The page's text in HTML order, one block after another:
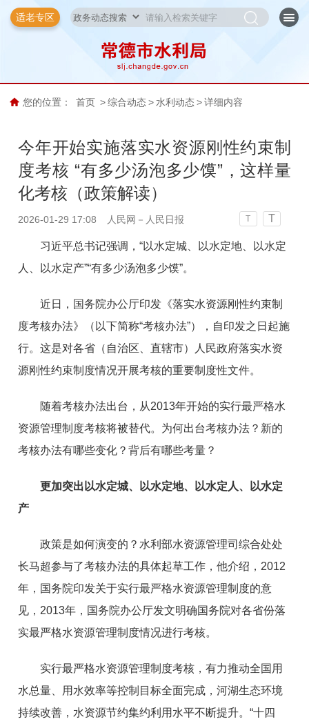
适老专区
您的位置： 首页 > 综合动态 > 水利动态 > 详细内容
今年开始实施落实水资源刚性约束制
度考核 “有多少汤泡多少馍”，这样量
化考核（政策解读）
2026-01-29 17:08 人民网－人民日报 T T
习近平总书记强调，“以水定城、以水定地、以水定
人、以水定产”“有多少汤泡多少馍”。
近日，国务院办公厅印发《落实水资源刚性约束制
度考核办法》（以下简称“考核办法”），自印发之日起施
行。这是对各省（自治区、直辖市）人民政府落实水资
源刚性约束制度情况开展考核的重要制度性文件。
随着考核办法出台，从2013年开始的实行最严格水
资源管理制度考核将被替代。为何出台考核办法？新的
考核办法有哪些变化？背后有哪些考量？
更加突出以水定城、以水定地、以水定人、以水定
产
政策是如何演变的？水利部水资源管理司综合处处
长马超参与了考核办法的具体起草工作，他介绍，2012
年，国务院印发关于实行最严格水资源管理制度的意
见，2013年，国务院办公厅发文明确国务院对各省份落
实最严格水资源管理制度情况进行考核。
实行最严格水资源管理制度考核，有力推动全国用
水总量、用水效率等控制目标全面完成，河湖生态环境
持续改善，水资源节约集约利用水平不断提升。“十四